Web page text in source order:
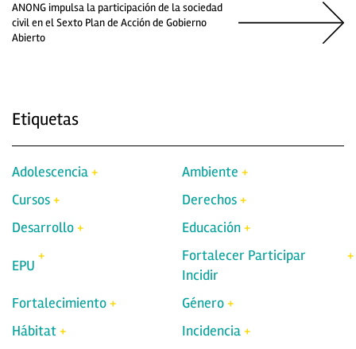
ANONG impulsa la participación de la sociedad
civil en el Sexto Plan de Acción de Gobierno
Abierto
Etiquetas
Adolescencia
Ambiente
Cursos
Derechos
Desarrollo
Educación
EPU
Fortalecer Participar
Incidir
Fortalecimiento
Género
Hábitat
Incidencia